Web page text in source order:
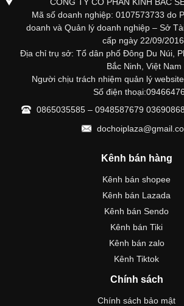
Mã số doanh nghiệp: 0107573733 do
doanh và Quản lý doanh nghiệp – Sở
cấp ngày 22/09/2016.
Địa chỉ trụ sở: Tổ dân phố Đông Du Núi,
Bắc Ninh, Việt Nam
Người chịu trách nhiệm quản lý
Số điện
0865035585 – 0948587679
Kênh bán hàng
Kênh bán shopee
Kênh bán Lazada
Kênh bán Sendo
Kênh bán Tiki
Kênh bán zalo
Kênh Tiktok
Chính sách
Chính sách bảo mật